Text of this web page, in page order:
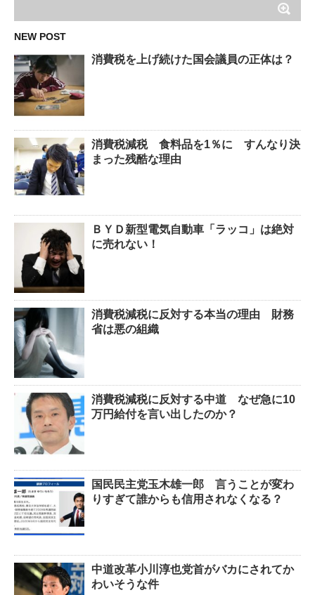
NEW POST
消費税を上げ続けた国会議員の正体は？
消費税減税 食料品を1％に すんなり決
まった残酷な理由
ＢＹＤ新型電気自動車「ラッコ」は絶対
に売れない！
消費税減税に反対する本当の理由 財務
省は悪の組織
消費税減税に反対する中道 なぜ急に10
万円給付を言い出したのか？
国民民主党玉木雄一郎 言うことが変わ
りすぎて誰からも信用されなくなる？
中道改革小川淳也党首がバカにされてか
わいそうな件